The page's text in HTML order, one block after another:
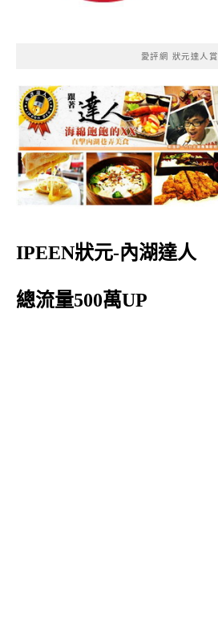
愛評網 狀元達人賞
IPEEN狀元-內湖達人
總流量500萬UP